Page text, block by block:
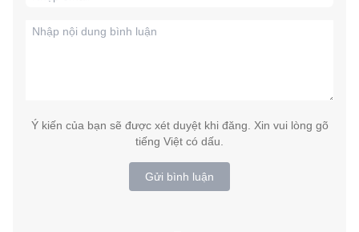
Ý kiến của bạn sẽ được xét duyệt khi đăng. Xin vui lòng gõ
tiếng Việt có dấu.
Gửi bình luận